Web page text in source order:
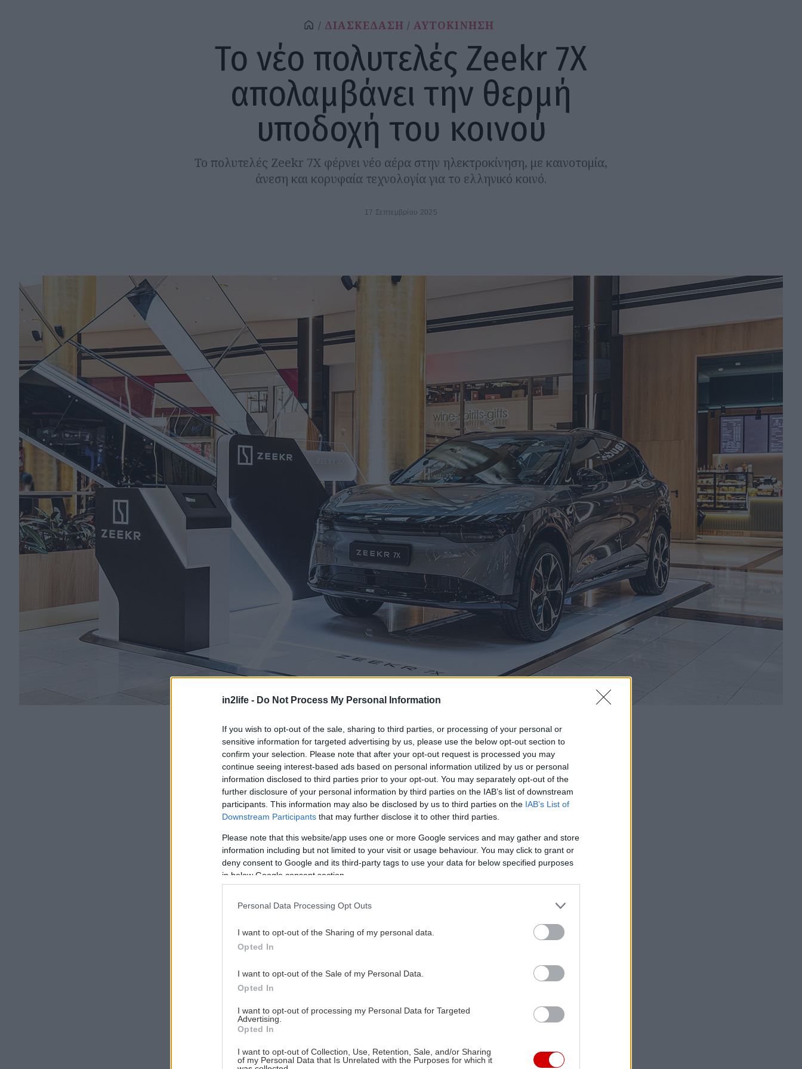
in2life - Do Not Process My Personal Information
If you wish to opt-out of the sale, sharing to third parties, or processing of your personal or
sensitive information for targeted advertising by us, please use the below opt-out section to
confirm your selection. Please note that after your opt-out request is processed you may
continue seeing interest-based ads based on personal information utilized by us or personal
information disclosed to third parties prior to your opt-out. You may separately opt-out of the
further disclosure of your personal information by third parties on the IAB’s list of downstream
participants. This information may also be disclosed by us to third parties on the IAB’s List of
Downstream Participants that may further disclose it to other third parties.
Please note that this website/app uses one or more Google services and may gather and store
information including but not limited to your visit or usage behaviour. You may click to grant or
deny consent to Google and its third-party tags to use your data for below specified purposes
in below Google consent section.
Personal Data Processing Opt Outs
I want to opt-out of the Sharing of my personal data.
Opted In
I want to opt-out of the Sale of my Personal Data.
Opted In
I want to opt-out of processing my Personal Data for Targeted
Advertising.
Opted In
I want to opt-out of Collection, Use, Retention, Sale, and/or Sharing
of my Personal Data that Is Unrelated with the Purposes for which it
ΔΙΑΣΚΕΔΑΣΗ ΑΥΤΟΚΙΝΗΣΗ
Το νέο πολυτελές Zeekr 7X
απολαμβάνει την θερμή
υποδοχή του κοινού
Το πολυτελές Zeekr 7X φέρνει νέο αέρα στην ηλεκτροκίνηση, με καινοτομία,
άνεση και κορυφαία τεχνολογία για το ελληνικό κοινό.
17 Σεπτεμβρίου 2025